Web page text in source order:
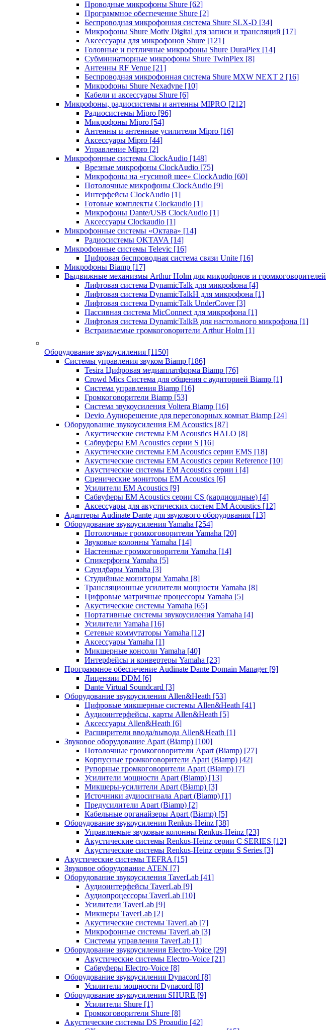
Проводные микрофоны Shure [62]
Программное обеспечение Shure [2]
Беспроводная микрофонная система Shure SLX-D [34]
Микрофоны Shure Motiv Digital для записи и трансляций [17]
Аксессуары для микрофонов Shure [121]
Головные и петличные микрофоны Shure DuraPlex [14]
Субминиатюрные микрофоны Shure TwinPlex [8]
Антенны RF Venue [21]
Беспроводная микрофонная система Shure MXW NEXT 2 [16]
Микрофоны Shure Nexadyne [10]
Кабели и аксессуары Shure [6]
Микрофоны, радиосистемы и антенны MIPRO [212]
Радиосистемы Mipro [96]
Микрофоны Mipro [54]
Антенны и антенные усилители Mipro [16]
Аксессуары Mipro [44]
Управление Mipro [2]
Микрофонные системы ClockAudio [148]
Врезные микрофоны ClockAudio [75]
Микрофоны на «гусиной шее» ClockAudio [60]
Потолочные микрофоны ClockAudio [9]
Интерфейсы ClockAudio [1]
Готовые комплекты Clockaudio [1]
Микрофоны Dante/USB ClockAudio [1]
Аксессуары Clockaudio [1]
Микрофонные системы «Октава» [14]
Радиосистемы OKTAVA [14]
Микрофонные системы Televic [16]
Цифровая беспроводная система связи Unite [16]
Микрофоны Biamp [17]
Выдвижные механизмы Arthur Holm для микрофонов и громкоговорителей
Лифтовая система DynamicTalk для микрофона [4]
Лифтовая система DynamicTalkH для микрофона [1]
Лифтовая система DynamicTalk UnderCover [3]
Пассивная система MicConnect для микрофона [1]
Лифтовая система DynamicTalkB для настольного микрофона [1]
Встраиваемые громкоговорители Arthur Holm [1]
Оборудование звукоусиления [1150]
Системы управления звуком Biamp [186]
Tesira Цифровая медиаплатформа Biamp [76]
Crowd Mics Система для общения с аудиторией Biamp [1]
Система управления Biamp [16]
Громкоговорители Biamp [53]
Система звукоусиления Voltera Biamp [16]
Devio Аудиорешение для переговорных комнат Biamp [24]
Оборудование звукоусиления EM Acoustics [87]
Акустические системы EM Acoustics HALO [8]
Сабвуферы EM Acoustics серии S [16]
Акустические системы EM Acoustics серии EMS [18]
Акустические системы EM Acoustics серии Reference [10]
Акустические системы EM Acoustics серии i [4]
Сценические мониторы EM Acoustics [6]
Усилители EM Acoustics [9]
Сабвуферы EM Acoustics серии CS (кардиоидные) [4]
Аксессуары для акустических систем EM Acoustics [12]
Адаптеры Audinate Dante для звукового оборудования [13]
Оборудование звукоусиления Yamaha [254]
Потолочные громкоговорители Yamaha [20]
Звуковые колонны Yamaha [14]
Настенные громкоговорители Yamaha [14]
Спикерфоны Yamaha [5]
Саундбары Yamaha [3]
Студийные мониторы Yamaha [8]
Трансляционные усилители мощности Yamaha [8]
Цифровые матричные процессоры Yamaha [5]
Акустические системы Yamaha [65]
Портативные системы звукоусиления Yamaha [4]
Усилители Yamaha [16]
Сетевые коммутаторы Yamaha [12]
Аксессуары Yamaha [1]
Микшерные консоли Yamaha [40]
Интерфейсы и конвертеры Yamaha [23]
Программное обеспечение Audinate Dante Domain Manager [9]
Лицензии DDM [6]
Dante Virtual Soundcard [3]
Оборудование звукоусиления Allen&Heath [53]
Цифровые микшерные системы Allen&Heath [41]
Аудиоинтерфейсы, карты Allen&Heath [5]
Аксессуары Allen&Heath [6]
Расширители ввода/вывода Allen&Heath [1]
Звуковое оборудование Apart (Biamp) [100]
Потолочные громкоговорители Apart (Biamp) [27]
Корпусные громкоговорители Apart (Biamp) [42]
Рупорные громкоговорители Apart (Biamp) [7]
Усилители мощности Apart (Biamp) [13]
Микшеры-усилители Apart (Biamp) [3]
Источники аудиосигнала Apart (Biamp) [1]
Предусилители Apart (Biamp) [2]
Кабельные органайзеры Apart (Biamp) [5]
Оборудование звукоусиления Renkus-Heinz [38]
Управляемые звуковые колонны Renkus-Heinz [23]
Акустические системы Renkus-Heinz серии C SERIES [12]
Акустические системы Renkus-Heinz серии S Series [3]
Акустические системы TEFRA [15]
Звуковое оборудование ATEN [7]
Оборудование звукоусиления TaverLab [41]
Аудиоинтерфейсы TaverLab [9]
Аудиопроцессоры TaverLab [10]
Усилители TaverLab [9]
Микшеры TaverLab [2]
Акустические системы TaverLab [7]
Микрофонные системы TaverLab [3]
Системы управления TaverLab [1]
Оборудование звукоусиления Electro-Voice [29]
Акустические системы Electro-Voice [21]
Сабвуферы Electro-Voice [8]
Оборудование звукоусиления Dynacord [8]
Усилители мощности Dynacord [8]
Оборудование звукоусиления SHURE [9]
Усилители Shure [1]
Громкоговорители Shure [8]
Акустические системы DS Proaudio [42]